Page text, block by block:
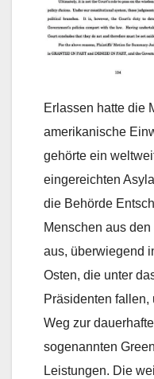
Erlassen hatte die
amerikanische
gehörte ein
eingereichten
die Behörde
Menschen aus
aus, überwiegend
Osten, die unter
Präsidenten fallen,
Weg zur
sogenannten
Leistungen. Die